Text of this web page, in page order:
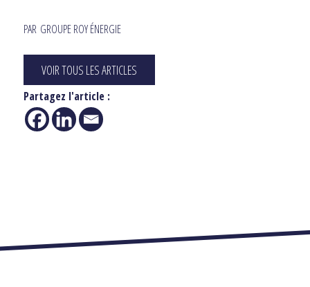
PAR GROUPE ROY ÉNERGIE
VOIR TOUS LES ARTICLES
Partagez l'article :